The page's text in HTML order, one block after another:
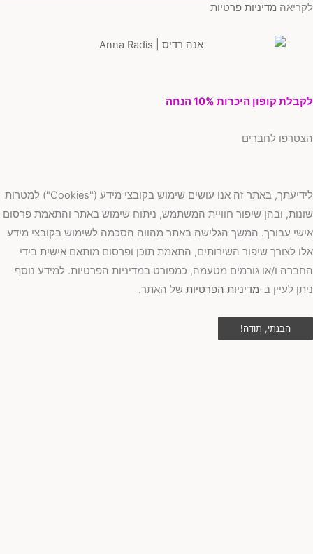
מדיניות פרטיות
קופון היכרות 10% הנחה
לחברים
לידיעתך, באתר זה אנו עושים שימוש בקובצי מידע ("Cookies") למטרות
ובהן שיפור חוויית המשתמש, ניתוח שימוש באתר והתאמת פרסום
עבורך. המשך הגלישה באתר מהווה הסכמה לשימוש בקובצי מידע
לצורך שיפור השירותים, התאמת תוכן ופרסום מותאם אישית בידי
ו/או גורמים מטעמה, כמפורט במדיניות הפרטיות. למידע נוסף
לעיין ב-מדיניות הפרטיותשל האתר.
הבנתי, תודה!